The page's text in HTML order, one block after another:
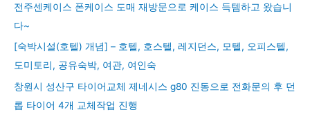
전주센케이스 폰케이스 도매 재방문으로 케이스 득템하고 왔습니
다~
[숙박시설(호텔) 개념] – 호텔, 호스텔, 레지던스, 모텔, 오피스텔,
도미토리, 공유숙박, 여관, 여인숙
창원시 성산구 타이어교체 제네시스 g80 진동으로 전화문의 후 던
롭 타이어 4개 교체작업 진행